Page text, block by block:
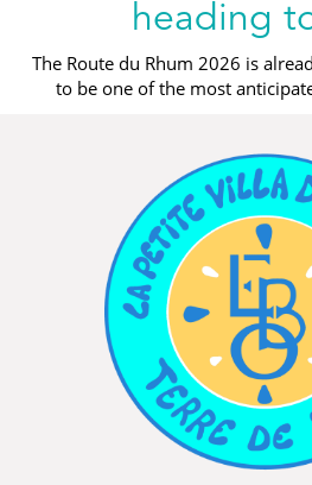
heading
Guadeloupe
dream stopover
Saintes
The Route du Rhum 2026 is
to be one of the most